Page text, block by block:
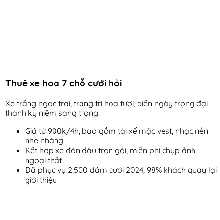
Thuê xe hoa 7 chỗ cưới hỏi
Xe trắng ngọc trai, trang trí hoa tươi, biến ngày trọng đại
thành kỷ niệm sang trọng.
Giá từ 900k/4h, bao gồm tài xế mặc vest, nhạc nền
nhẹ nhàng
Kết hợp xe đón dâu trọn gói, miễn phí chụp ảnh
ngoại thất
Đã phục vụ 2.500 đám cưới 2024, 98% khách quay lại
giới thiệu